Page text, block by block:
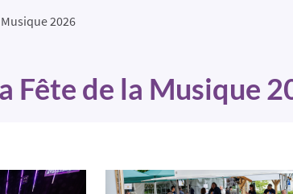
2026
Fête de la Musique